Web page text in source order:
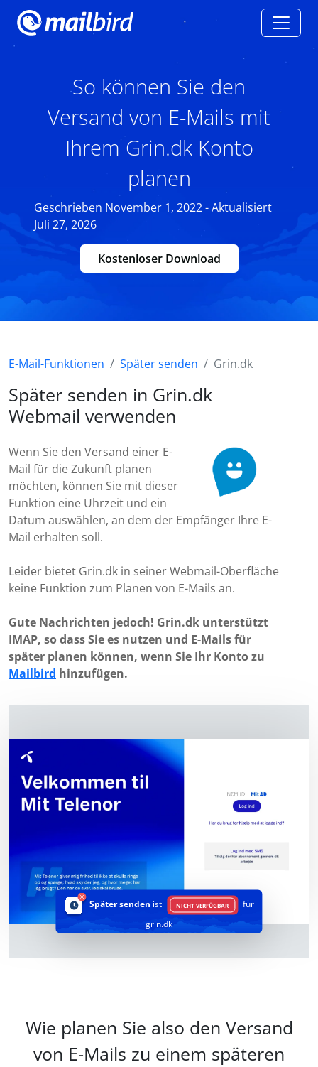
So können Sie den
Versand von E-Mails mit
Ihrem Grin.dk Konto
planen
Geschrieben November 1, 2022 - Aktualisiert
Juli 27, 2026
Kostenloser Download
E-Mail-Funktionen Später senden Grin.dk
Später senden in Grin.dk
Webmail verwenden
Wenn Sie den Versand einer E-
Mail für die Zukunft planen
möchten, können Sie mit dieser
Funktion eine Uhrzeit und ein
Datum auswählen, an dem der Empfänger Ihre E-
Mail erhalten soll.
Leider bietet Grin.dk in seiner Webmail-Oberfläche
keine Funktion zum Planen von E-Mails an.
Gute Nachrichten jedoch! Grin.dk unterstützt
IMAP, so dass Sie es nutzen und E-Mails für
später planen können, wenn Sie Ihr Konto zu
Mailbird hinzufügen.
Später senden ist NICHT VERFÜGBAR
für
grin.dk
Wie planen Sie also den Versand
von E-Mails zu einem späteren